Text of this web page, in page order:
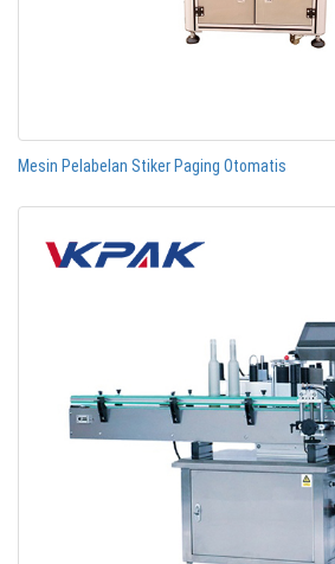
Mesin Pelabelan Stiker Paging Otomatis